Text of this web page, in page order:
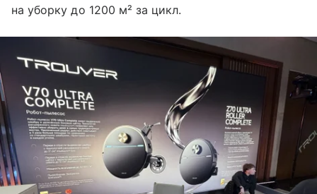
на уборку до 1200 м² за цикл.